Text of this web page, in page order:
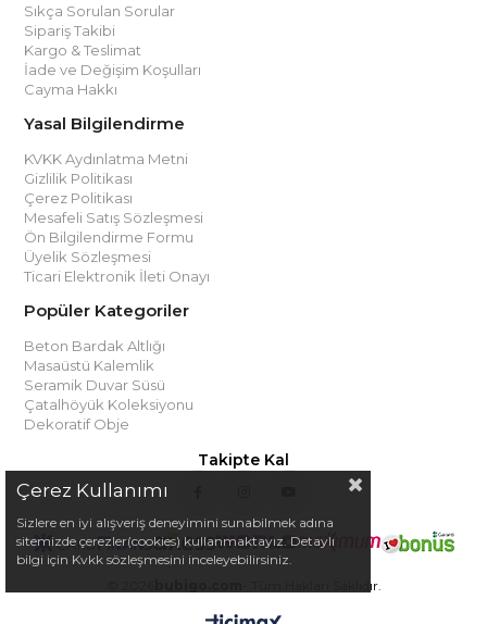
Sıkça Sorulan Sorular
Sipariş Takibi
Kargo & Teslimat
İade ve Değişim Koşulları
Cayma Hakkı
Yasal Bilgilendirme
KVKK Aydınlatma Metni
Gizlilik Politikası
Çerez Politikası
Mesafeli Satış Sözleşmesi
Ön Bilgilendirme Formu
Üyelik Sözleşmesi
Ticari Elektronik İleti Onayı
Popüler Kategoriler
Beton Bardak Altlığı
Masaüstü Kalemlik
Seramik Duvar Süsü
Çatalhöyük Koleksiyonu
Dekoratif Obje
Takipte Kal
- Tüm Hakları Saklıdır.
Çerez Kullanımı
Sizlere en iyi alışveriş deneyimini sunabilmek adına
sitemizde çerezler(cookies) kullanmaktayız. Detaylı
bilgi için Kvkk sözleşmesini inceleyebilirsiniz.